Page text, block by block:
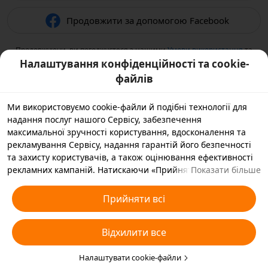
Продовжити за допомогою Facebook
Продовжуючи, ви погоджуєтеся з нашимиУмови використаннята
підтверджуєте, що прочитали нашуПолітикою конфіденційності
Налаштування конфіденційності та cookie-
файлів
Ми використовуємо cookie-файли й подібні технології для
надання послуг нашого Сервісу, забезпечення
максимальної зручності користування, вдосконалення та
рекламування Сервісу, надання гарантій його безпечності
та захисту користувачів, а також оцінювання ефективності
рекламних кампаній. Натискаючи «Прийняти всі», ви
cookie-файли й подібні технології на вашому пристрої,
зібрані в рекламних цілях. Ви також можете вибрати
варіант «Відхилити всі» для необов’язкових cookie-файлів
або вказати, які типи cookie-файлів ви згодні прийняти, а які
бажаєте заблокувати, натиснувши «Налаштувати cookie-
файли» нижче на цій сторінці або зайшовши в розділ
Показати більше
Прийняти всі
Відхилити все
Налаштувати cookie-файли